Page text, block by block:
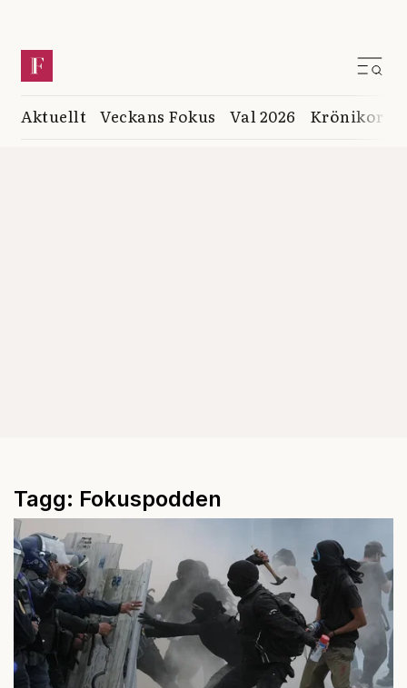
Aktuellt Veckans Fokus Val 2026 Krönikor
Tagg: Fokuspodden